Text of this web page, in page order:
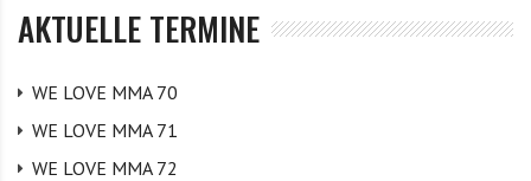
AKTUELLE TERMINE
WE LOVE MMA 70
WE LOVE MMA 71
WE LOVE MMA 72